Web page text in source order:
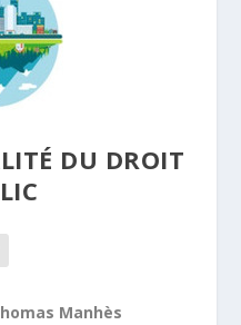
DU DROIT
Manhès